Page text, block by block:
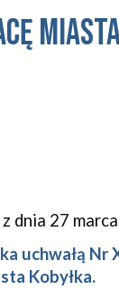
27 marca
uchwałą Nr
Kobyłka.